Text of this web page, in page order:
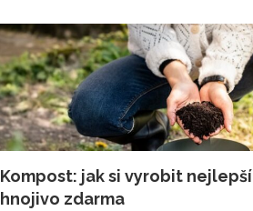
Kompost: jak si vyrobit nejlepší
hnojivo zdarma